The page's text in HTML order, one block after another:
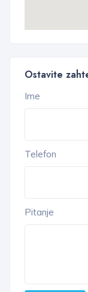
Ostavite
Ime
Telefon
Pitanje